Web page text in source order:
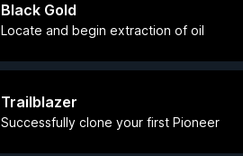
Black Gold
Locate and begin extraction of oil
Trailblazer
Successfully clone your first Pioneer